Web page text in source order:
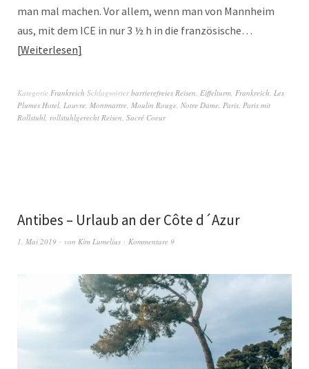
man mal machen. Vor allem, wenn man von Mannheim
aus, mit dem ICE in nur 3 ½ h in die französische…
Weiterlesen
Kategorie Frankreich Schlagwörterbarrierefreies Reisen, Eiffelturm, Frankreich, Les
Plumes Hotel, Louvre, Montmartre, Moulin Rouge, Notre Dame, Paris, Paris mit
Rollstuhl, rollstuhlgerecht Reisen, Sacré Coeur
Antibes – Urlaub an der Côte d´Azur
1. Mai 2019 von Kim Lumelius Kommentare 9